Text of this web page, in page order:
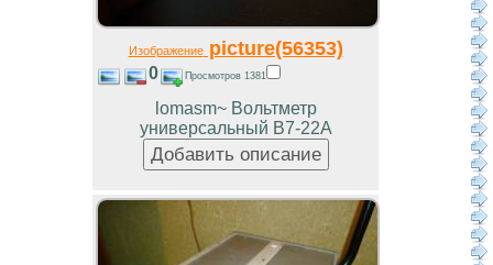
Изображениеpicture(56353)
0 Просмотров 1381
lomasm~ Вольтметр
универсальный В7-22А